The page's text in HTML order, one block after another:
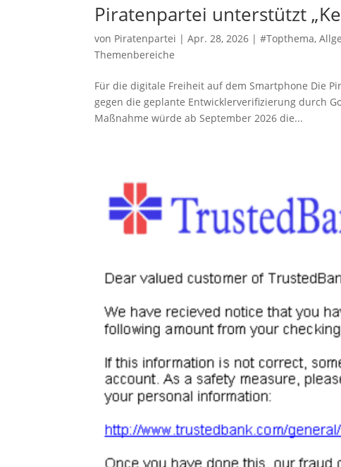
Piratenpartei unterstützt
von Piratenpartei |Apr. 28, 2026 |#Topthema,
Themenbereiche
Für die digitale Freiheit auf dem Smartphone Die
gegen die geplante Entwicklerverifizierung durch
Maßnahme würde ab September 2026 die...